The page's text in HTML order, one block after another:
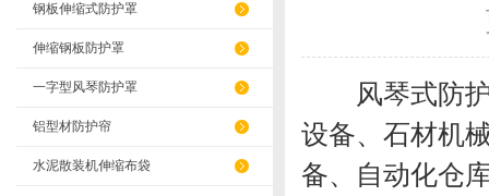
钢板伸缩式防护罩
伸缩钢板防护罩
一字型风琴防护罩
铝型材防护帘
水泥散装机伸缩布袋
风琴式防护
设备、石材机
备、自动化仓